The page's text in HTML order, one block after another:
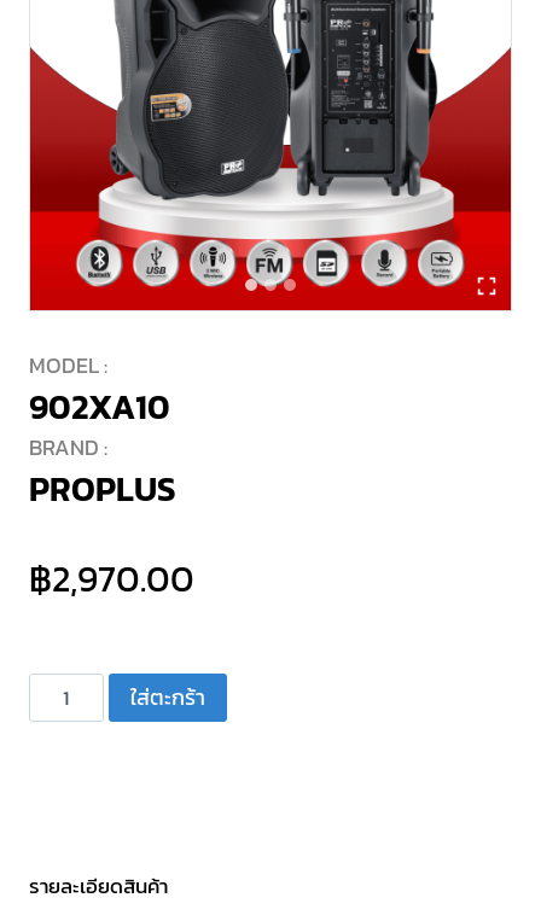
MODEL :
902XA10
BRAND :
PROPLUS
฿2,970.00
จำนวน
ตู้
มี
ใส่ตะกร้า
รายละเอียดสินค้า